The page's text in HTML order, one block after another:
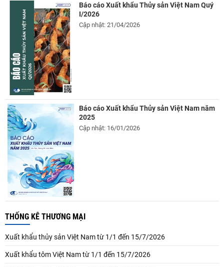
Báo cáo Xuất khẩu Thủy sản Việt Nam Quý
I/2026
Cập nhật: 21/04/2026
Báo cáo Xuất khẩu Thủy sản Việt Nam năm
2025
Cập nhật: 16/01/2026
THỐNG KÊ THƯƠNG MẠI
Xuất khẩu thủy sản Việt Nam từ 1/1 đến 15/7/2026
Xuất khẩu tôm Việt Nam từ 1/1 đến 15/7/2026